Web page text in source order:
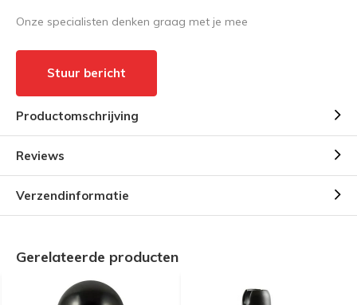
Onze specialisten denken graag met je mee
Stuur bericht
Productomschrijving
Reviews
Verzendinformatie
Gerelateerde producten